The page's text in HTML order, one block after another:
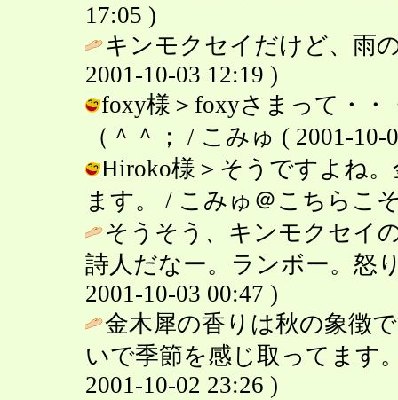
17:05 )
キンモクセイだけど、雨
2001-10-03 12:19 )
foxy様＞foxyさまって・
（＾＾； / こみゅ ( 2001-10-
Hiroko様＞そうですよね
ます。 / こみゅ＠こちらこ
そうそう、キンモクセイ
詩人だなー。ランボー。
2001-10-03 00:47 )
金木犀の香りは秋の象
いで季節を感じ取ってます
2001-10-02 23:26 )